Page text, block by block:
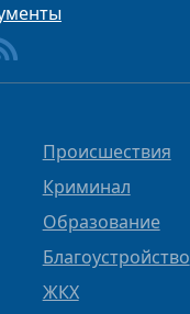
Происшествия
Криминал
Образование
Благоустройство
ЖКХ